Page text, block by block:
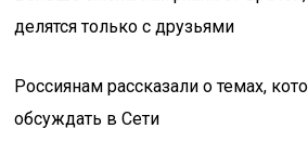
делятся только с друзьями
Россиянам рассказали о темах,
обсуждать в Сети